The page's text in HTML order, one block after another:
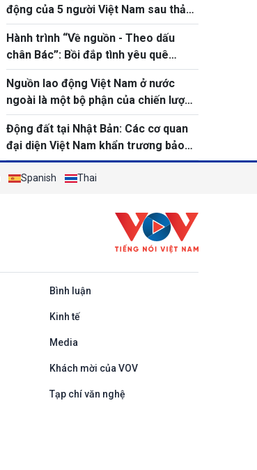
động của 5 người Việt Nam sau thảm
họa động đất tại Kumamoto
Hành trình “Về nguồn - Theo dấu
chân Bác”: Bồi đắp tình yêu quê
hương cho thanh thiếu niên kiều bào
Nguồn lao động Việt Nam ở nước
ngoài là một bộ phận của chiến lược
phát triển nguồn nhân lực quốc gia
Động đất tại Nhật Bản: Các cơ quan
đại diện Việt Nam khẩn trương bảo
hộ công dân
Spanish Thai
Bình luận
Kinh tế
Media
Khách mời của VOV
Tạp chí văn nghệ